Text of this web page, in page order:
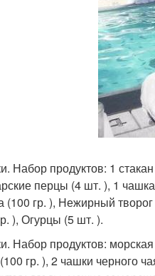
Набор продуктов: 1
перцы (4 шт. ), 1
(100 гр. ), Нежирный
), Огурцы (5 шт. ).
Набор продуктов:
гр. ), 2 чашки черного